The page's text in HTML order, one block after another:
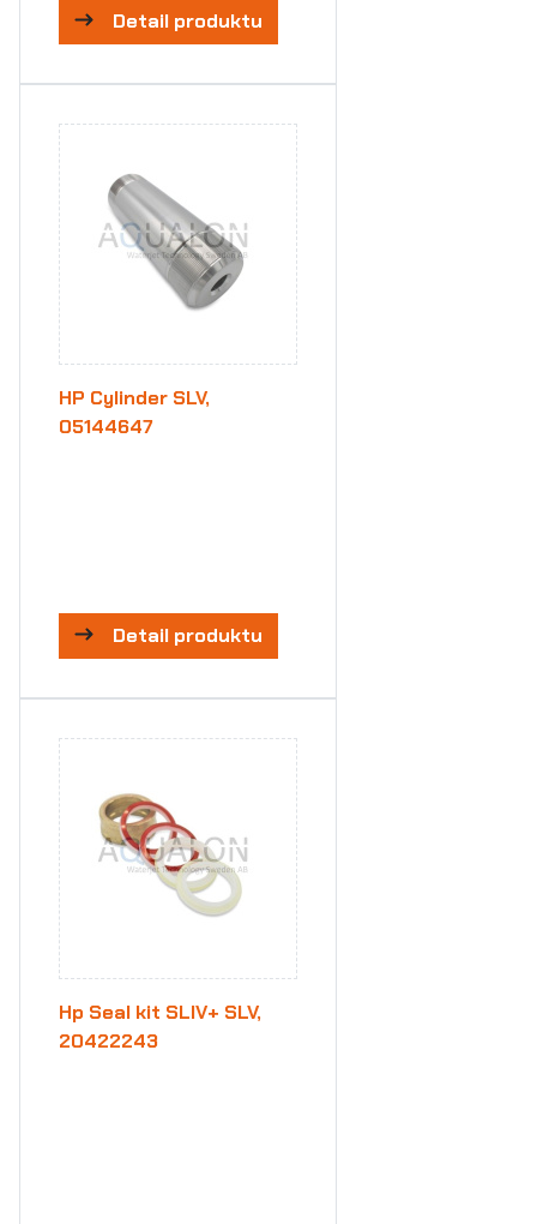
Detail produktu
HP Cylinder SLV,
05144647
Detail produktu
Hp Seal kit SLIV+ SLV,
20422243